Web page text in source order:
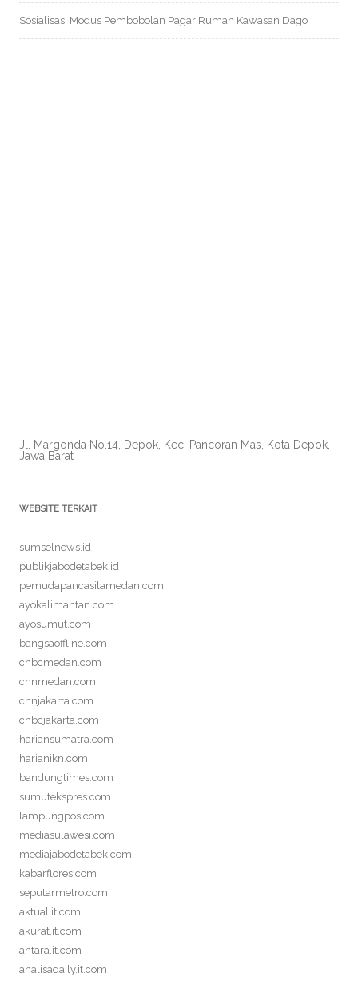
Sosialisasi Modus Pembobolan Pagar Rumah Kawasan Dago
Jl. Margonda No.14, Depok, Kec. Pancoran Mas, Kota Depok,
Jawa Barat
WEBSITE TERKAIT
sumselnews.id
publikjabodetabek.id
pemudapancasilamedan.com
ayokalimantan.com
ayosumut.com
bangsaoffline.com
cnbcmedan.com
cnnmedan.com
cnnjakarta.com
cnbcjakarta.com
hariansumatra.com
harianikn.com
bandungtimes.com
sumutekspres.com
lampungpos.com
mediasulawesi.com
mediajabodetabek.com
kabarflores.com
seputarmetro.com
aktual.it.com
akurat.it.com
antara.it.com
analisadaily.it.com